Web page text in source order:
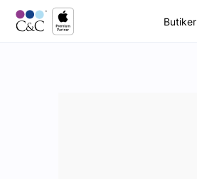
Butiker